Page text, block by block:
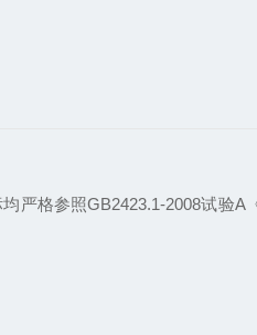
严格参照GB2423.1-2008试验A